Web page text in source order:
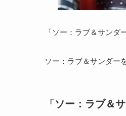
「ソー：ラブ＆サンダ
ソー：ラブ＆サンダー
「ソー：ラブ＆